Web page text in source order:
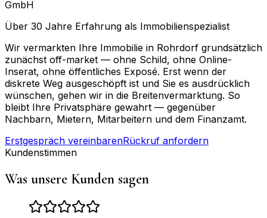
GmbH
Über 30 Jahre Erfahrung als Immobilienspezialist
Wir vermarkten Ihre Immobilie in Rohrdorf grundsätzlich
zunächst off-market — ohne Schild, ohne Online-
Inserat, ohne öffentliches Exposé. Erst wenn der
diskrete Weg ausgeschöpft ist und Sie es ausdrücklich
wünschen, gehen wir in die Breitenvermarktung. So
bleibt Ihre Privatsphäre gewahrt — gegenüber
Nachbarn, Mietern, Mitarbeitern und dem Finanzamt.
Erstgespräch vereinbarenRückruf anfordern
Kundenstimmen
Was unsere Kunden sagen